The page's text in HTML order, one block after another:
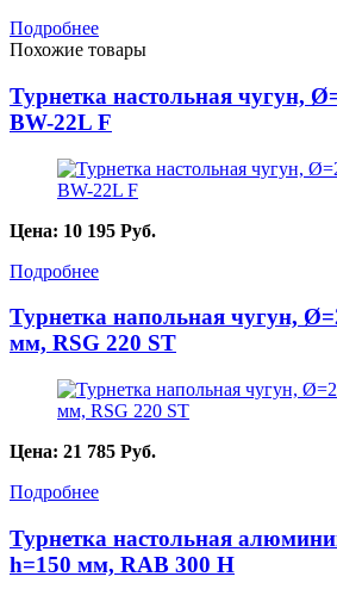
Подробнее
Похожие товары
Турнетка настольная чугун,
BW-22L F
Цена: 10 195 Руб.
Подробнее
Турнетка напольная чугун,
мм, RSG 220 ST
Цена: 21 785 Руб.
Подробнее
Турнетка настольная
h=150 мм, RAB 300 H